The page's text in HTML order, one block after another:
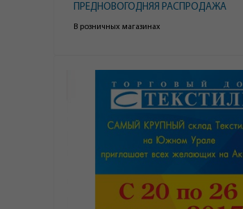
ПРЕДНОВОГОДНЯЯ РАСПРОДАЖА
В розничных магазинах